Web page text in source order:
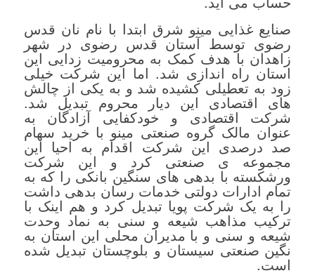
صنایع غذایی مینو شرق ابتدا با نام نان قدس
رضوی توسط آستان قدس رضوی در شهر
زاهدان با هدف کمک به محرومیت زدایی این
استان راه اندازی شد. اما این شرکت خیلی
زود به تعطیلی کشیده شد و به یکی از چالش
های اقتصادی این دیار محروم تبدیل شد.
شرکت اقتصادی و خودکفایی آزادگان به
عنوان مالک گروه صنعتی مینو با خرید سهام
صد درصدی این شرکت اقدام به احیا این
مجموعه ی صنعتی کرد و این شرکت
ورشکسته با بدهی های سنگین بانکی را که به
تمام ادارات دولتی خدمات رسان بدهی داشت
را به یک شرکت پویا تبدیل کرد و هم اینک با
ترکیب مذاهب شیعه و سنی به نماد وحدت
شیعه و سنی و با مدیران محلی این استان به
نگین صنعتی سیستان و بلوچستان تبدیل شده
است.